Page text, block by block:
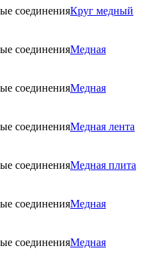
Круг медный
Медная
Медная
Медная лента
Медная плита
Медная
Медная